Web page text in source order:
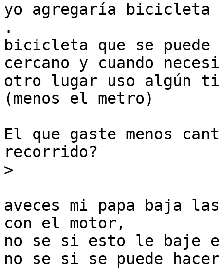
yo agregaría bicicleta
.
bicicleta que se puede
cercano y cuando
otro lugar uso algún
(menos el metro)
El que gaste menos
recorrido?
>
aveces mi papa baja
con el motor,
no se si esto le baje
no se si se puede